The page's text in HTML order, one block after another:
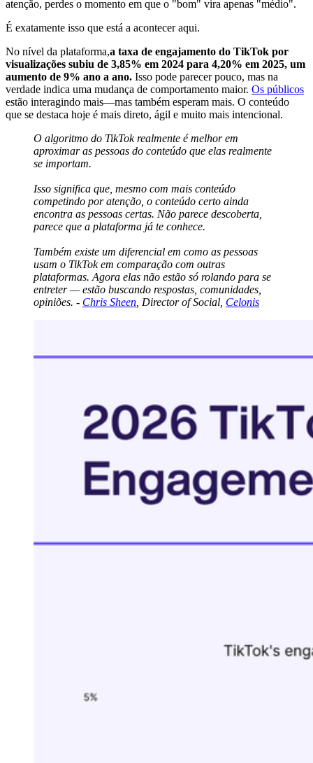
atenção, perdes o momento em que o "bom" vira apenas "médio".
É exatamente isso que está a acontecer aqui.
No nível da plataforma,a taxa de engajamento do TikTok por
visualizações subiu de 3,85% em 2024 para 4,20% em 2025, um
aumento de 9% ano a ano. Isso pode parecer pouco, mas na
verdade indica uma mudança de comportamento maior. Os públicos
estão interagindo mais—mas também esperam mais. O conteúdo
que se destaca hoje é mais direto, ágil e muito mais intencional.
O algoritmo do TikTok realmente é melhor em
aproximar as pessoas do conteúdo que elas realmente
se importam.
Isso significa que, mesmo com mais conteúdo
competindo por atenção, o conteúdo certo ainda
encontra as pessoas certas. Não parece descoberta,
parece que a plataforma já te conhece.
Também existe um diferencial em como as pessoas
usam o TikTok em comparação com outras
plataformas. Agora elas não estão só rolando para se
entreter — estão buscando respostas, comunidades,
opiniões. - Chris Sheen, Director of Social, Celonis